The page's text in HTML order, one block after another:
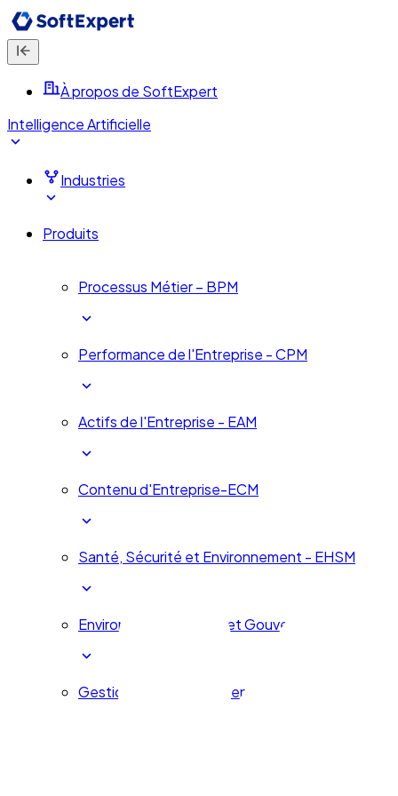
À propos de SoftExpert
Intelligence Artificielle
Industries
Produits
Processus Métier – BPM
Performance de l'Entreprise - CPM
Actifs de l'Entreprise - EAM
Contenu d'Entreprise-ECM
Santé, Sécurité et Environnement - EHSM
Environnement, Social et Gouvernance
Gestion des services d'entreprise - ESM